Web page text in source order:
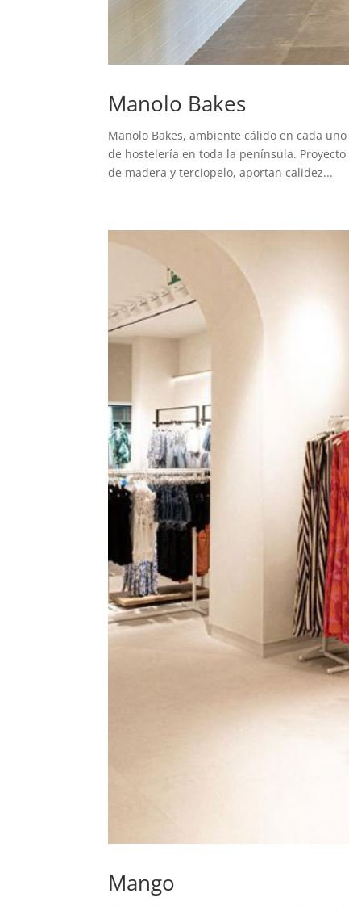
Manolo Bakes
Manolo Bakes, ambiente cálido en cada
de hostelería en toda la península.
de madera y terciopelo, aportan calidez...
Mango